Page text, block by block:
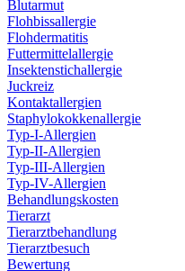
Blutarmut
Flohbissallergie
Flohdermatitis
Futtermittelallergie
Insektenstichallergie
Juckreiz
Kontaktallergien
Staphylokokkenallergie
Typ-I-Allergien
Typ-II-Allergien
Typ-III-Allergien
Typ-IV-Allergien
Behandlungskosten
Tierarzt
Tierarztbehandlung
Tierarztbesuch
Bewertung